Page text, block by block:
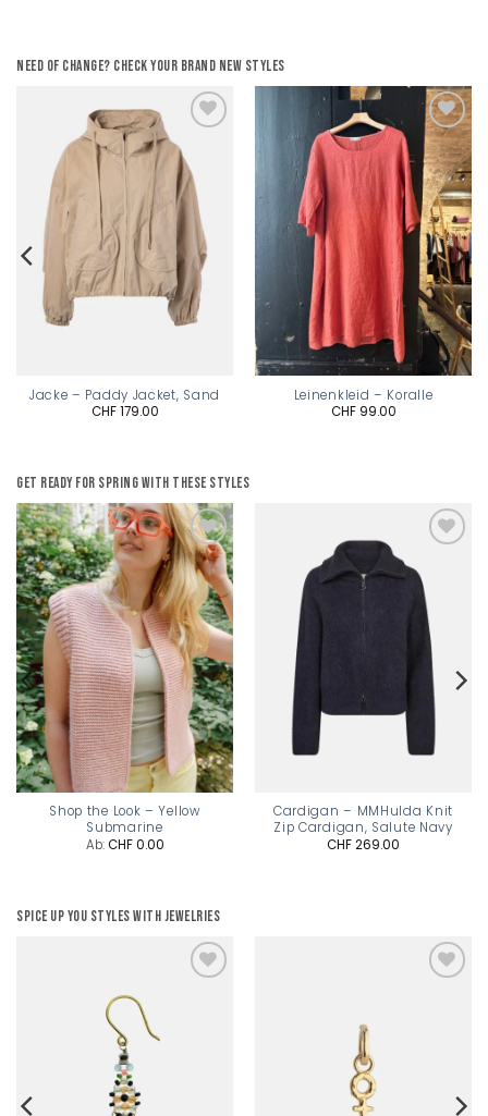
Need of change? Check your brand new styles
Add to
wishlist
Jacke – Paddy Jacket, Sand
CHF179.00
Add to
wishlist
Leinenkleid – Koralle
CHF99.00
Get ready for spring with these styles
Add to
wishlist
Shop the Look – Yellow
Submarine
Ab:CHF0.00
wishlist
Cardigan – MMHulda Knit
Zip Cardigan, Salute Navy
CHF269.00
Spice up you styles with jewelries